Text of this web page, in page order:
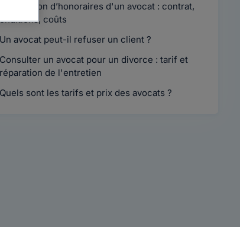
Convention d’honoraires d'un avocat : contrat,
coûts
Un avocat peut-il refuser un client ?
Consulter un avocat pour un divorce : tarif et
de l'entretien
Quels sont les tarifs et prix des avocats ?